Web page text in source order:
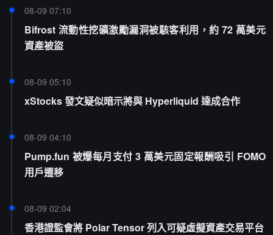
08-09 07:10
Bifrost 流動性挖礦激勵漏洞被駭客利用，約 72 萬美元
資產被盜
08-09 05:10
xStocks 發文疑似暗示將與 Hyperliquid 達成合作
08-09 04:10
Pump.fun 被爆每月支付 3 萬美元固定報酬吸引 FOMO
用戶遷移
08-09 02:04
香港證監會將 Polar Tensor 列入可疑虛擬資產交易平台